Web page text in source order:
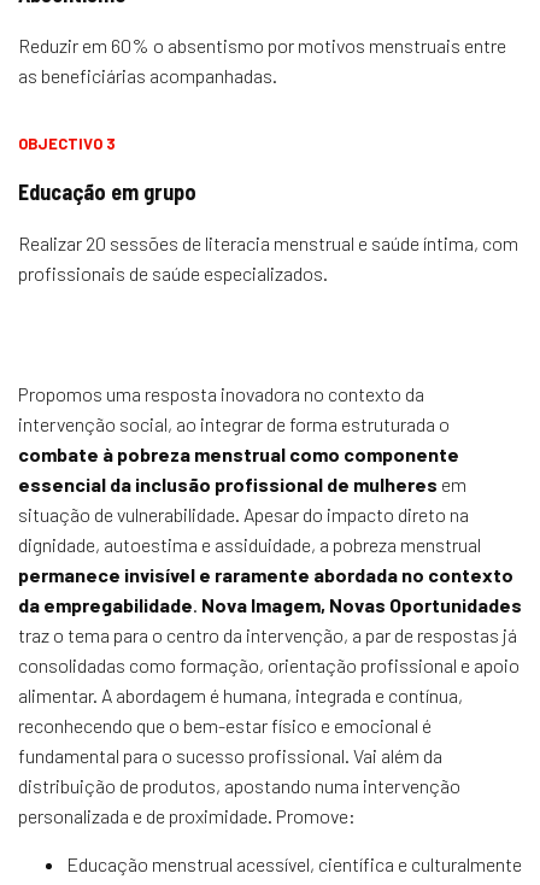
Reduzir em 60% o absentismo por motivos menstruais entre
as beneficiárias acompanhadas.
OBJECTIVO 3
Educação em grupo
Realizar 20 sessões de literacia menstrual e saúde íntima, com
profissionais de saúde especializados.
Propomos uma resposta inovadora no contexto da
intervenção social, ao integrar de forma estruturada o
combate à pobreza menstrual como componente
essencial da inclusão profissional de mulheres em
situação de vulnerabilidade. Apesar do impacto direto na
dignidade, autoestima e assiduidade, a pobreza menstrual
permanece invisível e raramente abordada no contexto
da empregabilidade Nova Imagem, Novas Oportunidades
traz o tema para o centro da intervenção, a par de respostas já
consolidadas como formação, orientação profissional e apoio
alimentar. A abordagem é humana, integrada e contínua,
reconhecendo que o bem-estar físico e emocional é
fundamental para o sucesso profissional. Vai além da
distribuição de produtos, apostando numa intervenção
personalizada e de proximidade. Promove:
Educação menstrual acessível, científica e culturalmente